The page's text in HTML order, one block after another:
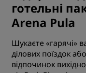
готельні
Arena Pula
Шукаєте «гарячі»
ділових поїздок
відпочинок